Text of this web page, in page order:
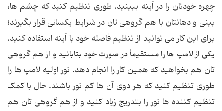
چهره خودتان را در آینه ببینید. طوری تنظیم کنید که چشم ها،
بینی و دهانتان با هم گروهی تان در شرایط یکسانی قرار بگیرند؛
برای این کار می توانید از تنظیم فاصله خود با آینه استفاده کنید.
یکی از لامپ ها را مستقیماً در صورت خود بتابانید و از هم گروهی
تان هم بخواهید که همین کار را انجام دهد. نور اولیه لامپ ها را
طوری تنظیم کنید که هر دوی آن ها کم نور باشند. حال با کمک
تنظیم کننده ها نور را بتدریج زیاد کنید و از هم گروهی تان هم